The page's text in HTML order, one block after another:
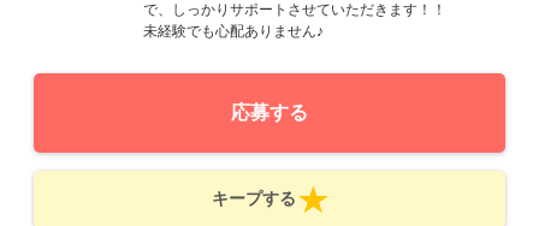
で、しっかりサポートさせていただきます！！
未経験でも心配ありません♪
応募する
キープする